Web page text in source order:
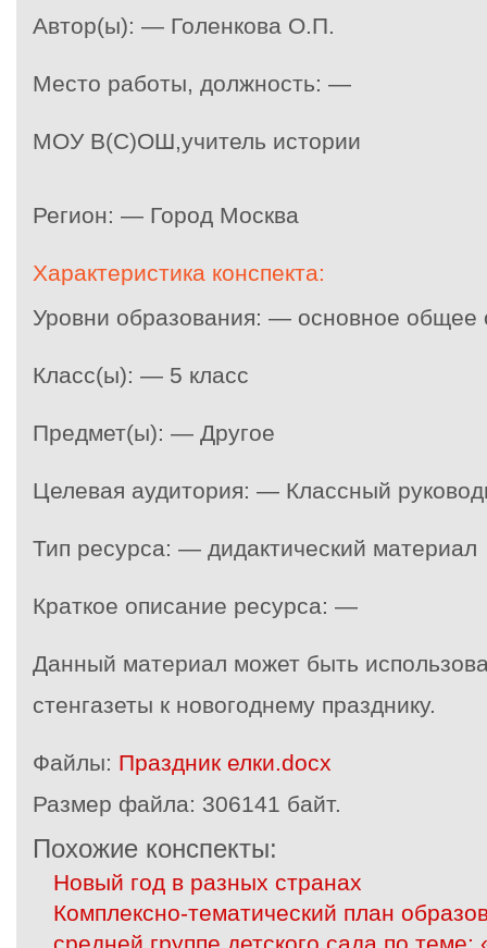
Автор(ы): — Голенкова О.П.
Место работы, должность: —
МОУ В(С)ОШ,учитель истории
Регион: — Город Москва
Характеристика конспекта:
Уровни образования: — основное общее
Класс(ы): — 5 класс
Предмет(ы): — Другое
Целевая аудитория: — Классный
Тип ресурса: — дидактический материал
Краткое описание ресурса: —
Данный материал может быть
стенгазеты к новогоднему празднику.
Файлы: Праздник елки.docx
Размер файла: 306141 байт.
Похожие конспекты:
Новый год в разных странах
Комплексно-тематический план
средней группе детского сада по